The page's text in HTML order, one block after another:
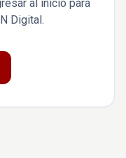
al inicio para
Digital.